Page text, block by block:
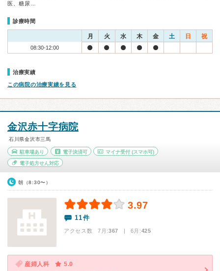
医、糖尿…
診療時間
月 火 水 木 金 土 日 祝
08:30-12:00
治療実績
この病院の治療実績を見る
金沢赤十字病院
石川県金沢市三馬
駐車場あり 電子決済可 マイナ受付 (スマホ可)
電子処方せん対応
朝（8:30〜）
3.97
11件
アクセス数 7月:367 | 6月:425
産婦人科
5.0